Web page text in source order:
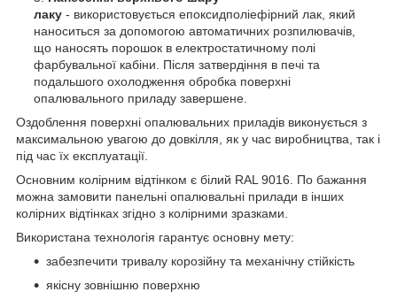
лаку - використовується епоксидполіефірний лак, який
наноситься за допомогою автоматичних розпилювачів,
що наносять порошок в електростатичному полі
фарбувальної кабіни. Після затвердіння в печі та
подальшого охолодження обробка поверхні
опалювального приладу завершене.
Оздоблення поверхні опалювальних приладів виконується з
максимальною увагою до довкілля, як у час виробництва, так і
під час їх експлуатації.
Основним колірним відтінком є білий RAL 9016. По бажання
можна замовити панельні опалювальні прилади в інших
колірних відтінках згідно з колірними зразками.
Використана технологія гарантує основну мету:
забезпечити тривалу корозійну та механічну стійкість
якісну зовнішню поверхню